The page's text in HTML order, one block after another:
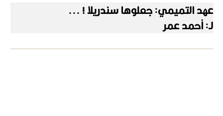
عهد التميمي: جعلوها سندريلا ! ...
لـ: أحمد عمر